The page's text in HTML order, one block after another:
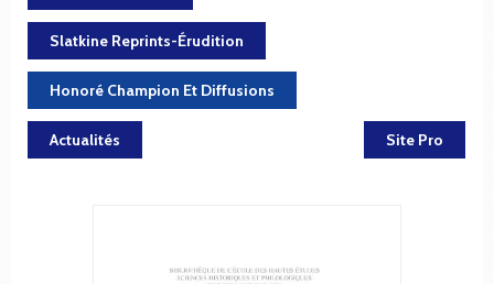
Slatkine Reprints-Érudition
Honoré Champion Et Diffusions
Actualités Site Pro